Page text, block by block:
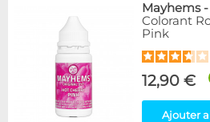
Mayhems-
Colorant
Pink
12,90 €
Ajouter